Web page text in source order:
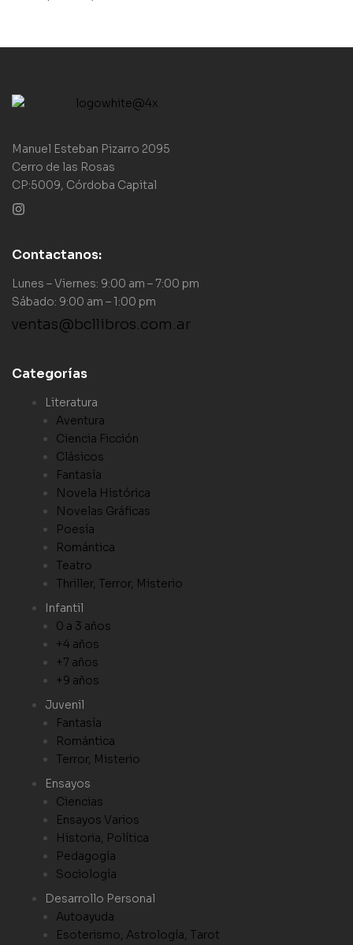
Manuel Esteban Pizarro 2095
Cerro de las Rosas
CP:5009, Córdoba Capital
Contactanos:
Lunes – Viernes: 9:00 am – 7:00 pm
Sábado: 9:00 am – 1:00 pm
ventas@bcllibros.com.ar
Categorías
Literatura
Aventura
Ciencia Ficción
Clásicos
Fantasía
Novela Histórica
Novelas Gráficas
Poesía
Romántica
Teatro
Thriller, Terror, Misterio
Infantil
0 a 3 años
+4 años
+7 años
+9 años
Juvenil
Fantasía
Romántica
Terror, Misterio
Ensayos
Ciencias
Ensayos Varios
Historia, Política
Pedagogía
Sociología
Desarrollo Personal
Autoayuda
Esoterismo, Astrología, Tarot